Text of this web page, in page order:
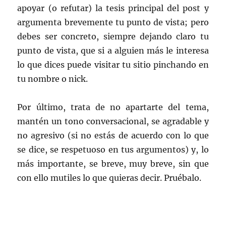
apoyar (o refutar) la tesis principal del post y
argumenta brevemente tu punto de vista; pero
debes ser concreto, siempre dejando claro tu
punto de vista, que si a alguien más le interesa
lo que dices puede visitar tu sitio pinchando en
tu nombre o nick.
Por último, trata de no apartarte del tema,
mantén un tono conversacional, se agradable y
no agresivo (si no estás de acuerdo con lo que
se dice, se respetuoso en tus argumentos) y, lo
más importante, se breve, muy breve, sin que
con ello mutiles lo que quieras decir. Pruébalo.